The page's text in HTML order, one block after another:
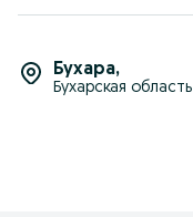
Бухара,
Бухарская область